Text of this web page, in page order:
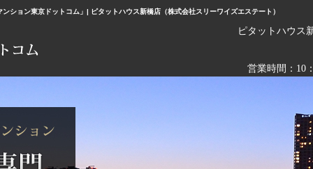
ション東京ドットコム」| ピタットハウス新橋店（株式会社スリーワイズエステート）
ピタットハウス
営業時間：10